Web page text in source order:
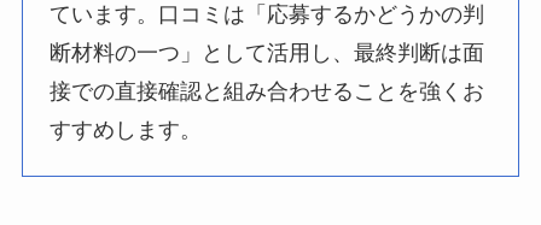
ています。口コミは「応募するかどうかの判
断材料の一つ」として活用し、最終判断は面
接での直接確認と組み合わせることを強くお
すすめします。